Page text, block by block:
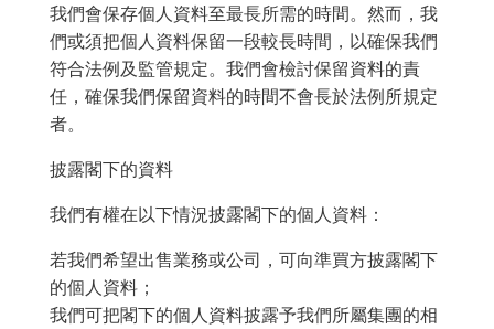
我們會保存個人資料至最長所需的時間。然而，我
們或須把個人資料保留一段較長時間，以確保我們
符合法例及監管規定。我們會檢討保留資料的責
任，確保我們保留資料的時間不會長於法例所規定
者。
披露閣下的資料
我們有權在以下情況披露閣下的個人資料：
若我們希望出售業務或公司，可向準買方披露閣下
的個人資料；
我們可把閣下的個人資料披露予我們所屬集團的相